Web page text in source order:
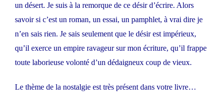
un désert. Je suis à la remorque de ce désir d’écrire. Alors
savoir si c’est un roman, un essai, un pamphlet, à vrai dire je
n’en sais rien. Je sais seulement que le désir est impérieux,
qu’il exerce un empire ravageur sur mon écriture, qu’il frappe
toute laborieuse volonté d’un dédaigneux coup de vieux.
Le thème de la nostalgie est très présent dans votre livre…